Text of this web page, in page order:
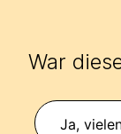
War
Ja,